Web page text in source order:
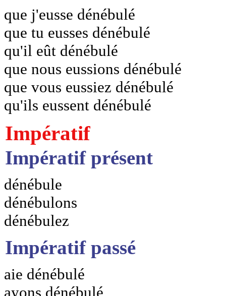
que j'eusse dénébulé
que tu eusses dénébulé
qu'il eût dénébulé
que nous eussions dénébulé
que vous eussiez dénébulé
qu'ils eussent dénébulé
Impératif
Impératif présent
dénébule
dénébulons
dénébulez
Impératif passé
aie dénébulé
ayons dénébulé